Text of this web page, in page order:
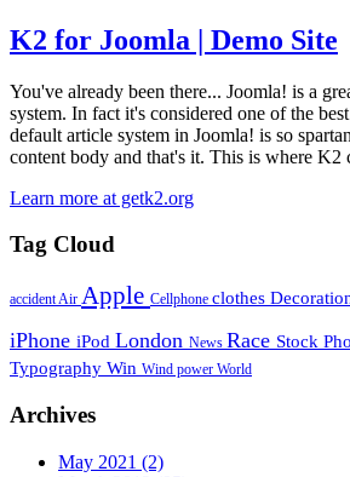
K2 for Joomla | Demo Site
You've already been there... Joomla! is a
system. In fact it's considered one of the
default article system in Joomla! is so
content body and that's it. This is where K2
Learn more at getk2.org
Tag Cloud
accidentAir Apple Cellphone clothes
iPhone iPod London News Race Stock
Typography Win Wind power World
Archives
May 2021 (2)